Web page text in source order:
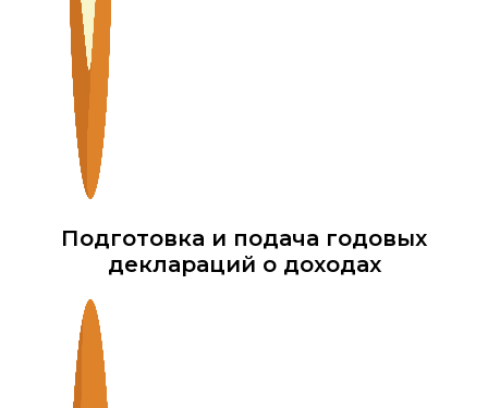
Подготовка и подача годовых
деклараций о доходах